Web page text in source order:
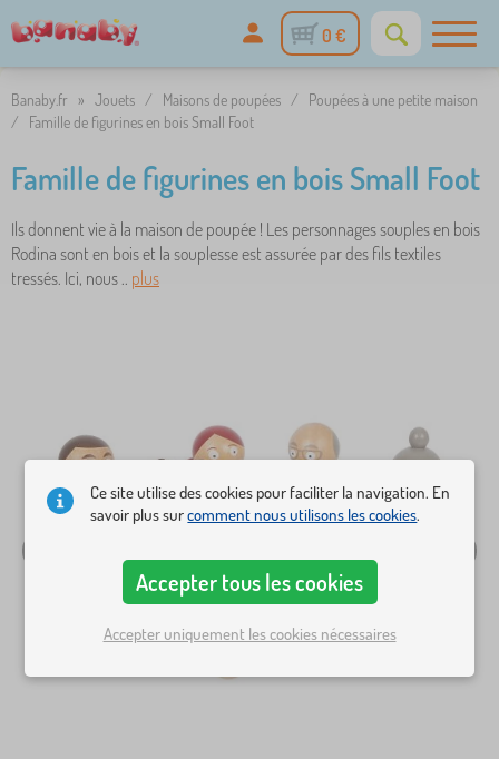
0 €
Banaby.fr » Jouets / Maisons de poupées /
Poupées à une petite maison
/
Famille de figurines en bois Small Foot
Famille de figurines en bois Small Foot
Ils donnent vie à la maison de poupée ! Les personnages souples en bois
Rodina sont en bois et la souplesse est assurée par des fils textiles
tressés. Ici, nous .. plus
Ce site utilise des cookies pour faciliter la navigation. En
savoir plus surcomment nous utilisons les cookies.
Accepter tous les cookies
Accepter uniquement les cookies nécessaires